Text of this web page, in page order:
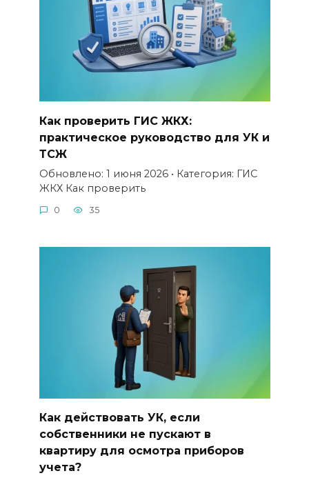
Как проверить ГИС ЖКХ:
практическое руководство для УК и
ТСЖ
Обновлено: 1 июня 2026 • Категория: ГИС
ЖКХ Как проверить
0 35
Как действовать УК, если
собственники не пускают в
квартиру для осмотра приборов
учета?